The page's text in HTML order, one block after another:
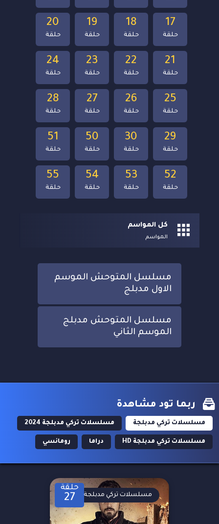
55
حلقة
54
حلقة
53
حلقة
52
حلقة
51
حلقة
50
حلقة
30
حلقة
29
حلقة
28
حلقة
27
حلقة
26
حلقة
25
حلقة
24
حلقة
23
حلقة
22
حلقة
21
حلقة
20
حلقة
19
حلقة
18
حلقة
17
حلقة
كل المواسم
المواسم
مسلسل المتوحش الموسم
الاول مدبلج
مسلسل المتوحش مدبلج
الموسم الثاني
ربما تود مشاهدة
مسلسلات تركي مدبلجة مسلسلات تركي مدبلجة 2024
مسلسلات تركي مدبلجة HD دراما رومانسي
حلقة
27 مسلسلات تركي مدبلجة